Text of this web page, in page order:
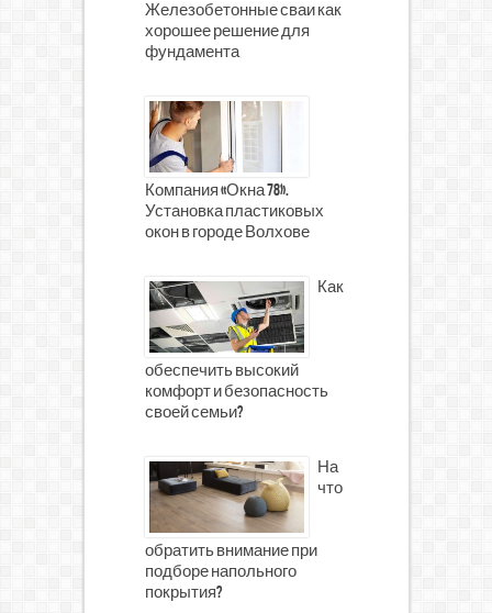
Железобетонные сваи как
хорошее решение для
фундамента
Компания «Окна 78».
Установка пластиковых
окон в городе Волхове
Как
обеспечить высокий
комфорт и безопасность
своей семьи?
На
что
обратить внимание при
подборе напольного
покрытия?